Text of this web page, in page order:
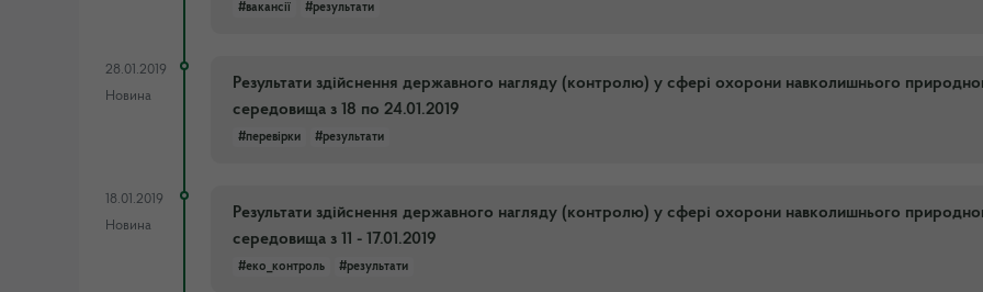
#вакансії #результати
28.01.2019
Новина
Результати здійснення державного нагляду (контролю) у сфері охорони навколишнього
середовища з 18 по 24.01.2019
#перевірки #результати
18.01.2019
Новина
Результати здійснення державного нагляду (контролю) у сфері охорони навколишнього
середовища з 11 - 17.01.2019
#еко_контроль #результати